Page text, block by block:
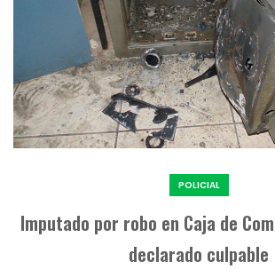
POLICIAL
Imputado por robo en Caja de
declarado culpable